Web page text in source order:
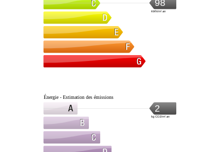
98
kWh/m².an
Énergie - Estimation des émissions
2
kg CO2/m².an